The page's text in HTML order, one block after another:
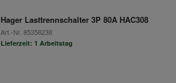
Hager Lasttrennschalter 3P 80A HAC308
Art.-Nr. 85358238
Lieferzeit: 1 Arbeitstag